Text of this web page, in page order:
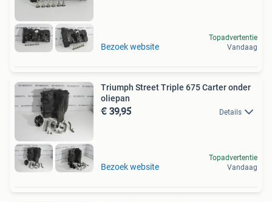
Bezoek website
Topadvertentie
Vandaag
Triumph Street Triple 675 Carter onder
oliepan
€ 39,95 Details
Bezoek website
Topadvertentie
Vandaag